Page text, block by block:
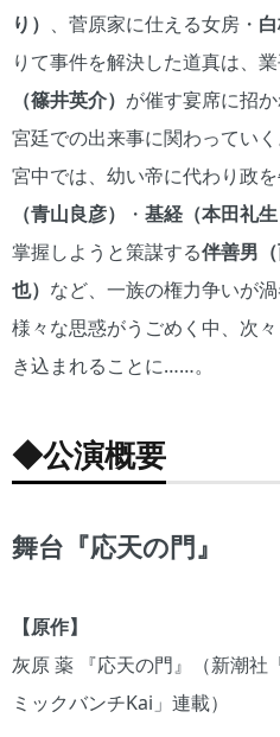
り） 、菅原家に仕える女房・
りて事件を解決した道真は、業
（篠井英介） が催す宴席に招
宮廷での出来事に関わっていく
宮中では、幼い帝に代わり政
（青山良彦）
・ 基経（本田礼生
掌握しようと策謀する伴善男（
也） など、一族の権力争いが渦
様々な思惑がうごめく中、次
き込まれることに……。
◆公演概要
舞台『応天の門』
【原作】
灰原 薬 『応天の門』（新潮社
ミックバンチKai」連載）